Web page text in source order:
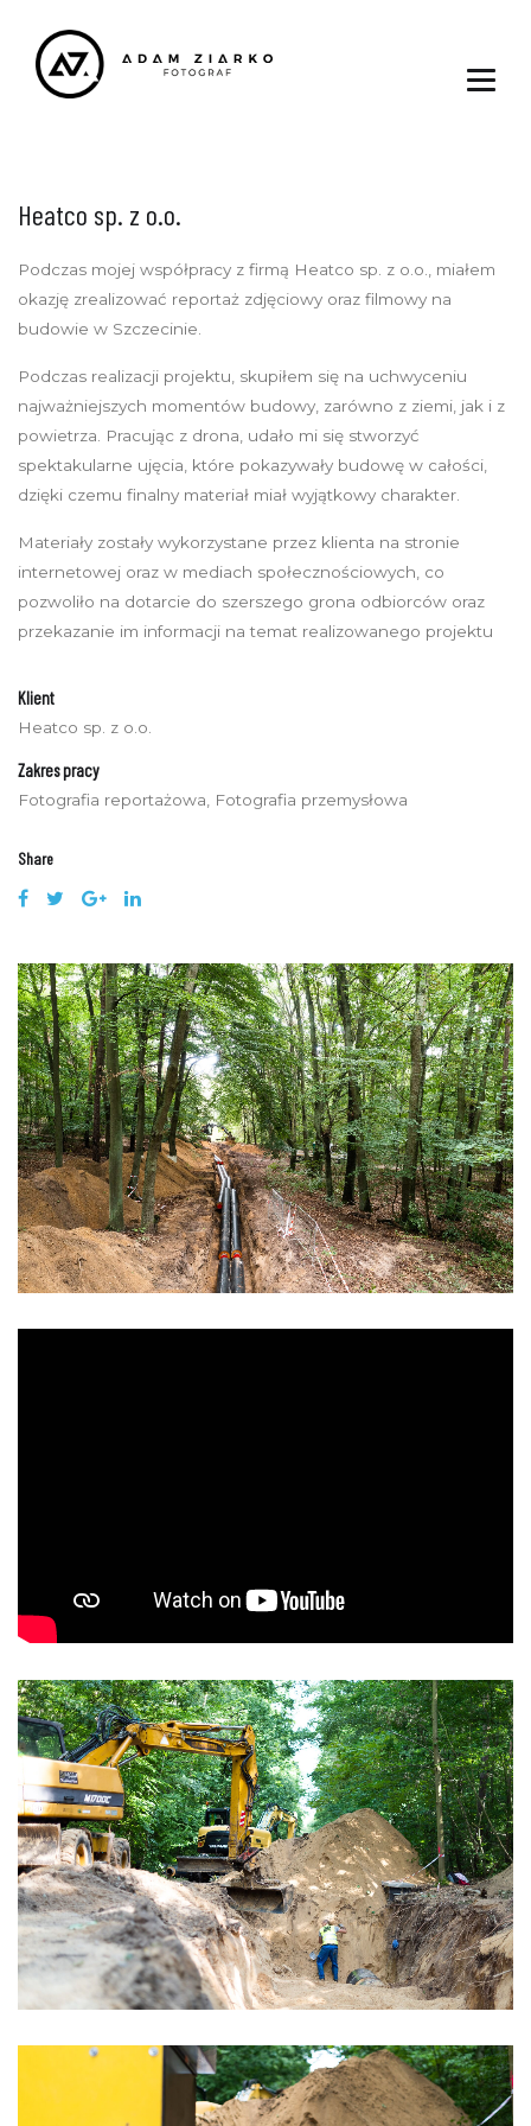
Heatco sp. z o.o.
Podczas mojej współpracy z firmą Heatco sp. z o.o., miałem
okazję zrealizować reportaż zdjęciowy oraz filmowy na
budowie w Szczecinie.
Podczas realizacji projektu, skupiłem się na uchwyceniu
najważniejszych momentów budowy, zarówno z ziemi, jak i z
powietrza. Pracując z drona, udało mi się stworzyć
spektakularne ujęcia, które pokazywały budowę w całości,
dzięki czemu finalny materiał miał wyjątkowy charakter.
Materiały zostały wykorzystane przez klienta na stronie
internetowej oraz w mediach społecznościowych, co
pozwoliło na dotarcie do szerszego grona odbiorców oraz
przekazanie im informacji na temat realizowanego projektu
Klient
Heatco sp. z o.o.
Zakres pracy
Fotografia reportażowa, Fotografia przemysłowa
Share